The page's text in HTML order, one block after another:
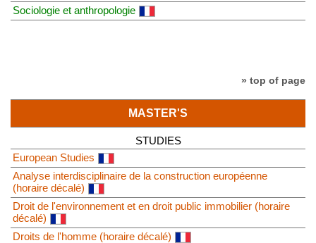
Sociologie et anthropologie
» top of page
MASTER'S
STUDIES
European Studies
Analyse interdisciplinaire de la construction européenne
(horaire décalé)
Droit de l'environnement et en droit public immobilier (horaire
décalé)
Droits de l'homme (horaire décalé)